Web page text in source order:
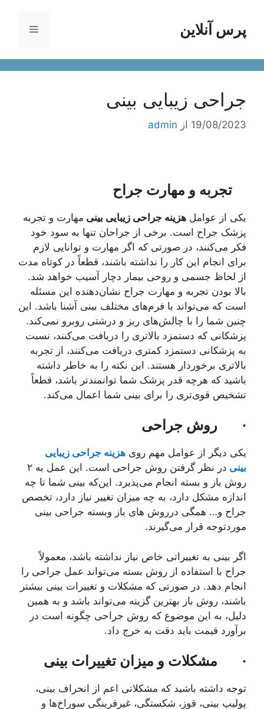
محتواپرس آنلاین فهرست
جراحی زیبایی بینی
19/08/2023 از admin
تجربه و مهارت جراح
یکی از عوامل هزینه جراحی زیبایی بینی مهارت و تجربه
پزشک جراح است. برخی از جراحان تنها به سود خود
فکر می‌کنند، در صورتی که اگر مهارت و توانایی لازم
برای انجام این کار را نداشته باشند، قطعاً در کوتاه مدت
از لحاظ جسمی و روحی بیمار دچار آسیب خواهد شد.
بالا بودن تجربه و مهارت جراح نشان‌دهنده این مسئله
است که می‌تواند با فرم‌های مختلف بینی آشنا باشد. این
چنین شما را با چالش‌های ریز و درشتی روبرو نمی‌کند.
پزشکانی که دستمزد بالاتری را دریافت می‌کنند، نسبت
به پزشکانی دستمزد کمتری دریافت می‌کنند، از تجربه
بالاتری برخوردار هستند. این نکته را به خاطر داشته
باشید که هرچه قدر پزشک شما توانمندتر باشد، قطعاً
تشخیص قوی‌تری را برای بینی شما اعمال می‌کند.
· روش جراحی
یکی دیگر از عوامل مهم روی هزینه جراحی زیبایی
بینی
در نظر گرفتن روش جراحی است. این عمل به ۲
روش باز و بسته انجام می‌پذیرد. این‌که بینی شما تا چه
اندازه مشکل دارد، به چه میزان تغییر نیاز دارد، تخصص
جراح و… همگی درروش های باز وبسته جراحی بینی
موردتوجه قرار می‌گیرند.
اگر بینی به تغییراتی خاص نیاز نداشته باشد، معمولاً
جراح با استفاده از روش بسته می‌تواند عمل جراحی را
انجام دهد. در صورتی که مشکلات و تغییرات بینی بیشتر
باشند، روش باز بهترین گزینه می‌تواند باشد و به همین
دلیل، به این موضوع که روش جراحی چگونه است در
برآورد قیمت باید دقت به خرج داد.
· مشکلات و میزان تغییرات بینی
توجه داشته باشید که مشکلاتی اعم از انحراف بینی،
پولیپ بینی، قوز، شکستگی، غیرقرینگی سوراخ‌ها و